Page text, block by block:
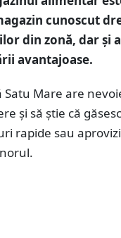
cunoscut
din zonă, dar și
avantajoase.
Satu Mare are
și să știe că
rapide sau